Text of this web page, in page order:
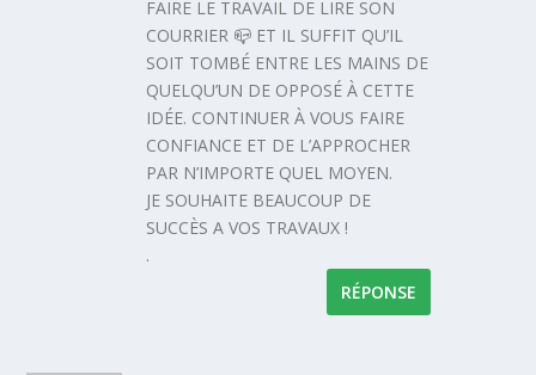
FAIRE LE TRAVAIL DE LIRE SON
COURRIER 📪 ET IL SUFFIT QU’IL
SOIT TOMBÉ ENTRE LES MAINS DE
QUELQU’UN DE OPPOSÉ À CETTE
IDÉE. CONTINUER À VOUS FAIRE
CONFIANCE ET DE L’APPROCHER
PAR N’IMPORTE QUEL MOYEN.
JE SOUHAITE BEAUCOUP DE
SUCCÈS A VOS TRAVAUX !
.
RÉPONSE